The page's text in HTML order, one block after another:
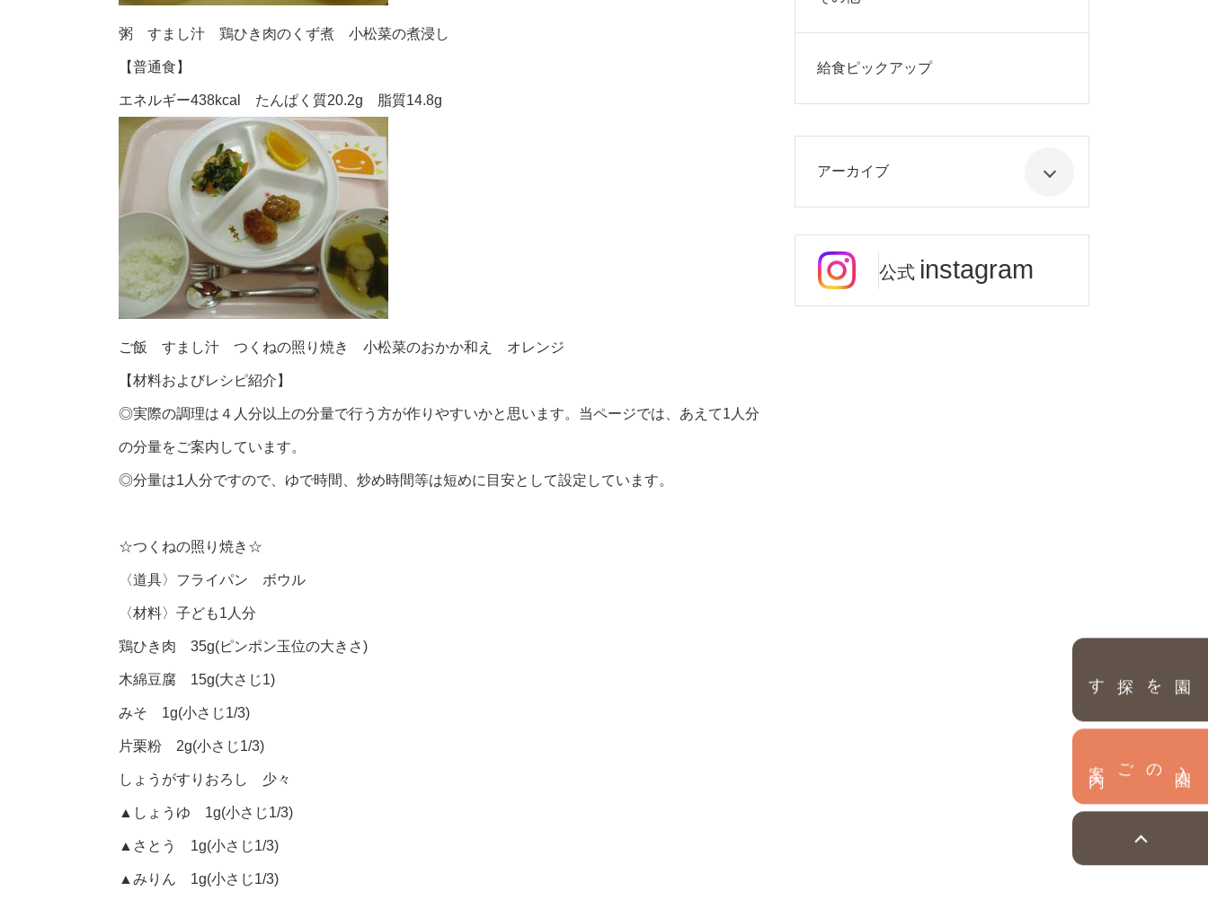
園を探す
粥 すまし汁 鶏ひき肉のくず煮 小松菜の煮浸し
【普通食】
エネルギー438kcal たんぱく質20.2g 脂質14.8g
ご飯 すまし汁 つくねの照り焼き 小松菜のおかか和え オレンジ
【材料およびレシピ紹介】
◎実際の調理は４人分以上の分量で行う方が作りやすいかと思います。当ページでは、あえて1人分
の分量をご案内しています。
◎分量は1人分ですので、ゆで時間、炒め時間等は短めに目安として設定しています。
☆つくねの照り焼き☆
〈道具〉フライパン ボウル
〈材料〉子ども1人分
鶏ひき肉 35g(ピンポン玉位の大きさ)
木綿豆腐 15g(大さじ1)
みそ 1g(小さじ1/3)
片栗粉 2g(小さじ1/3)
しょうがすりおろし 少々
▲しょうゆ 1g(小さじ1/3)
▲さとう 1g(小さじ1/3)
▲みりん 1g(小さじ1/3)
給食ピックアップ
アーカイブ
公式 instagram